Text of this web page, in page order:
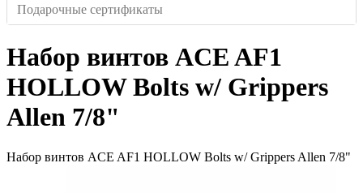
Подарочные сертификаты
Набор винтов ACE AF1
HOLLOW Bolts w/ Grippers
Allen 7/8"
Набор винтов ACE AF1 HOLLOW Bolts w/ Grippers Allen 7/8"